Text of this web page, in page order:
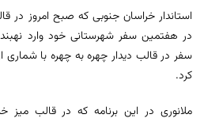
استاندار خراسان جنوبی که صبح امروز در
در هفتمین سفر شهرستانی خود وارد
سفر در قالب دیدار چهره به چهره با شماری
کرد.
ملانوری در این برنامه که در قالب